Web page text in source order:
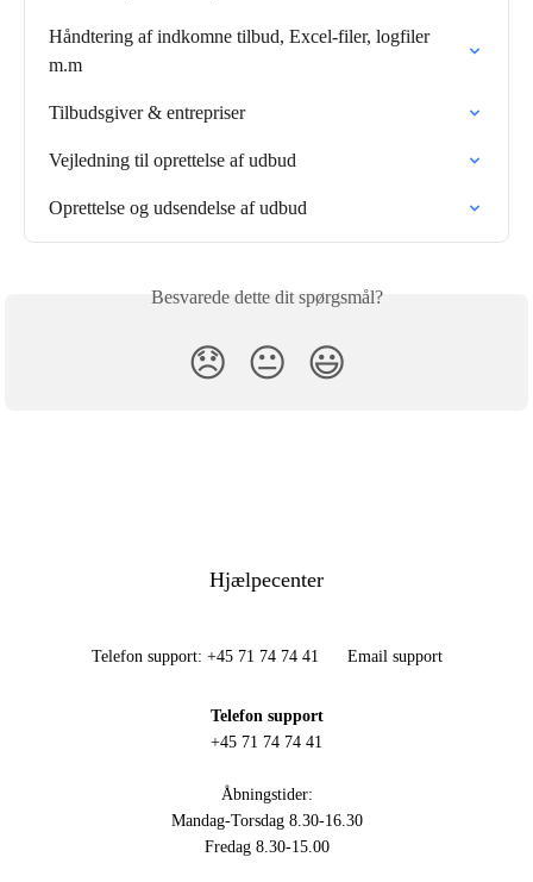
Håndtering af indkomne tilbud, Excel-filer, logfiler
m.m
Tilbudsgiver & entrepriser
Vejledning til oprettelse af udbud
Oprettelse og udsendelse af udbud
Besvarede dette dit spørgsmål?
😞 😐 😃
Hjælpecenter
Telefon support: +45 71 74 74 41 Email support
Telefon support
+45 71 74 74 41
Åbningstider:
Mandag-Torsdag 8.30-16.30
Fredag 8.30-15.00